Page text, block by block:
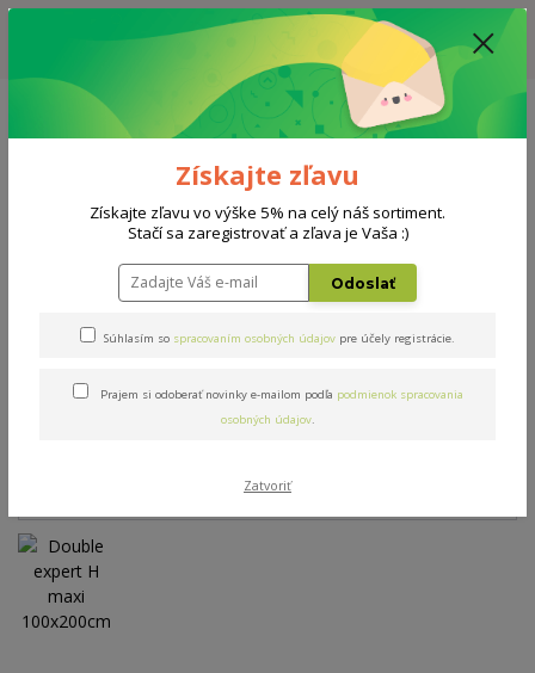
ZĽAVA: VŠETKY VYSTAVENÉ POSTELE ZA 400€ - CENA MATRACU A ROŠTU
PODĽA VÝBERU / DODACIA LEHOTA JE AKTUÁLNE 10-15 PRACOVNÝCH
Menu
0908 777 700 Po-So: 10-18 hod.
0
Double expert H maxi 100x200cm
Double expert H maxi
100x200cm
Získajte zľavu
Získajte zľavu vo výške 5% na celý náš sortiment.
Stačí sa zaregistrovať a zľava je Vaša :)
Odoslať
Súhlasím so spracovaním osobných údajov pre účely registrácie.
Prajem si odoberať novinky e-mailom podľa podmienok spracovania
osobných údajov.
Zatvoriť